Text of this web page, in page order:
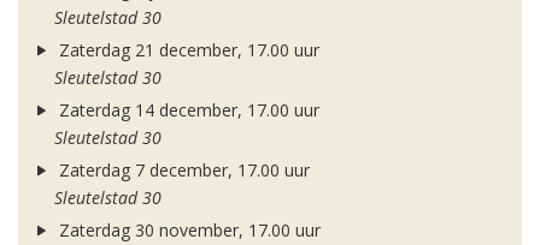
Sleutelstad 30
Zaterdag 21 december, 17.00 uur
Sleutelstad 30
Zaterdag 14 december, 17.00 uur
Sleutelstad 30
Zaterdag 7 december, 17.00 uur
Sleutelstad 30
Zaterdag 30 november, 17.00 uur